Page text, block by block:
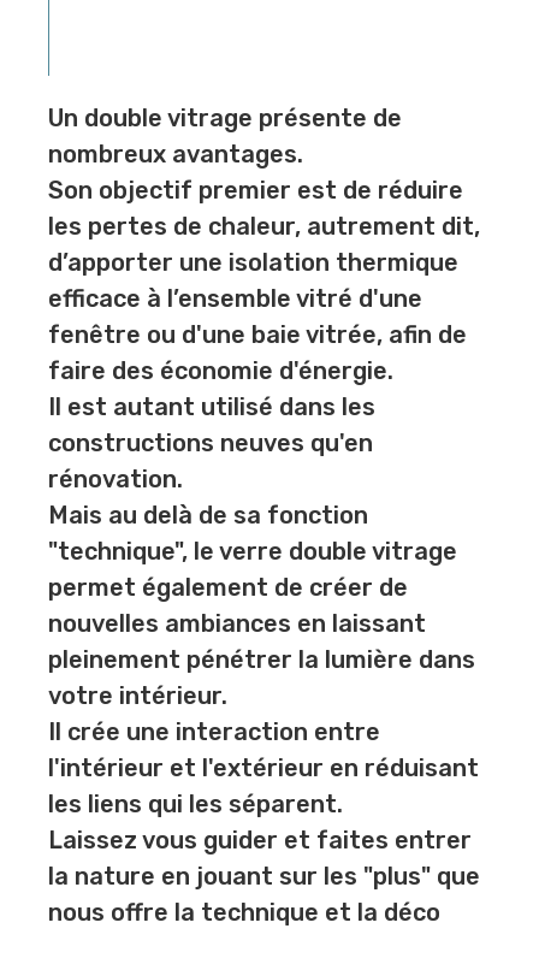
Un double vitrage présente de
nombreux avantages.
Son objectif premier est de réduire
les pertes de chaleur, autrement dit,
d’apporter une isolation thermique
efficace à l’ensemble vitré d'une
fenêtre ou d'une baie vitrée, afin de
faire des économie d'énergie.
Il est autant utilisé dans les
constructions neuves qu'en
rénovation.
Mais au delà de sa fonction
"technique", le verre double vitrage
permet également de créer de
nouvelles ambiances en laissant
pleinement pénétrer la lumière dans
votre intérieur.
Il crée une interaction entre
l'intérieur et l'extérieur en réduisant
les liens qui les séparent.
Laissez vous guider et faites entrer
la nature en jouant sur les "plus" que
nous offre la technique et la déco